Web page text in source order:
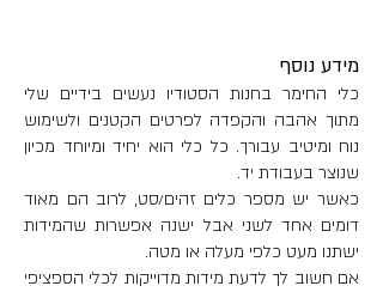
כמות הכלת מים: 100 מ"ל
מידע נוסף
כלי החימר בחנות הסטודיו נעשים בידיים שלי
מתוך אהבה והקפדה לפרטים הקטנים ולשימוש
נוח ומיטיב עבורך. כל כלי הוא יחיד ומיוחד מכיון
שנוצר בעבודת יד.
כאשר יש מספר כלים זהים/סט, לרוב הם מאוד
דומים אחד לשני אבל ישנה אפשרות שהמידות
ישתנו מעט כלפי מעלה או מטה.
אם חשוב לך לדעת מידות מדוייקות לכלי הספציפי